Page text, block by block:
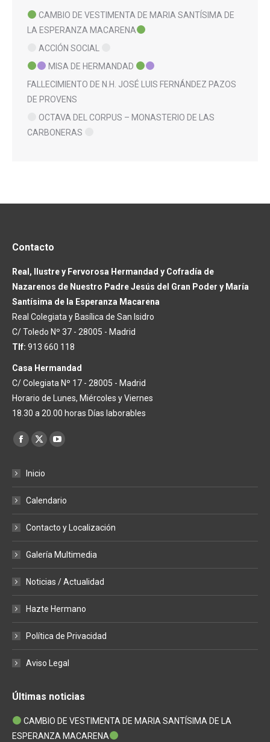
CAMBIO DE VESTIMENTA DE MARIA SANTÍSIMA DE
LA ESPERANZA MACARENA
ACCIÓN SOCIAL
MISA DE HERMANDAD
FALLECIMIENTO DE N.H. JOSÉ LUIS FERNÁNDEZ PAZOS
DE PROVENS
OCTAVA DEL CORPUS – MONASTERIO DE LAS
CARBONERAS
Contacto
Real, Ilustre y Fervorosa Hermandad y Cofradía de
Nazarenos de Nuestro Padre Jesús del Gran Poder y María
Santísima de la Esperanza Macarena
Real Colegiata y Basílica de San Isidro
C/ Toledo Nº 37 - 28005 - Madrid
Tlf: 913 660 118
Casa Hermandad
C/ Colegiata Nº 17 - 28005 - Madrid
Horario de Lunes, Miércoles y Viernes
18.30 a 20.00 horas Días laborables
Encuéntranos en:
Facebook
opens
window
X
opens
window
YouTube
window
Inicio
Calendario
Contacto y Localización
Galería Multimedia
Noticias / Actualidad
Hazte Hermano
Política de Privacidad
Aviso Legal
Últimas noticias
CAMBIO DE VESTIMENTA DE MARIA SANTÍSIMA DE LA
ESPERANZA MACARENA